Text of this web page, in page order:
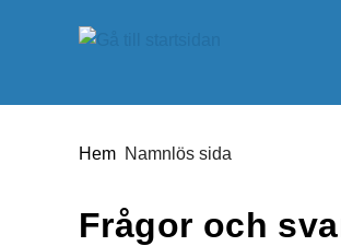
Gå till innehåll
Du är här:
Hem Namnlös sida
Frågor och